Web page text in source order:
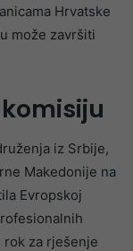
Hrvatske
može završiti
iz Srbije,
Makedonije na
Evropskoj
rok za rješenje